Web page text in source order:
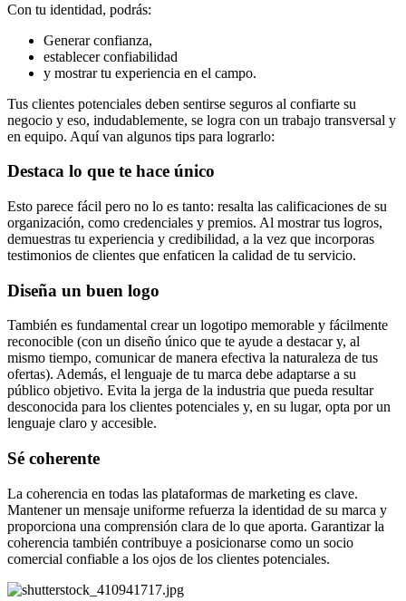
Con tu identidad, podrás:
Generar confianza,
establecer confiabilidad
y mostrar tu experiencia en el campo.
Tus clientes potenciales deben sentirse seguros al confiarte su
negocio y eso, indudablemente, se logra con un trabajo transversal y
en equipo. Aquí van algunos tips para lograrlo:
Destaca lo que te hace único
Esto parece fácil pero no lo es tanto: resalta las calificaciones de su
organización, como credenciales y premios. Al mostrar tus logros,
demuestras tu experiencia y credibilidad, a la vez que incorporas
testimonios de clientes que enfaticen la calidad de tu servicio.
Diseña un buen logo
También es fundamental crear un logotipo memorable y fácilmente
reconocible (con un diseño único que te ayude a destacar y, al
mismo tiempo, comunicar de manera efectiva la naturaleza de tus
ofertas). Además, el lenguaje de tu marca debe adaptarse a su
público objetivo. Evita la jerga de la industria que pueda resultar
desconocida para los clientes potenciales y, en su lugar, opta por un
lenguaje claro y accesible.
Sé coherente
La coherencia en todas las plataformas de marketing es clave.
Mantener un mensaje uniforme refuerza la identidad de su marca y
proporciona una comprensión clara de lo que aporta. Garantizar la
coherencia también contribuye a posicionarse como un socio
comercial confiable a los ojos de los clientes potenciales.